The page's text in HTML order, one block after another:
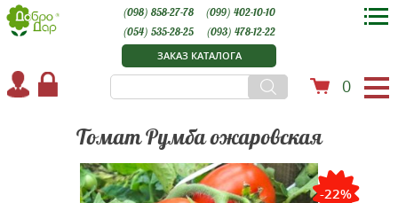
ЗАКАЗ КАТАЛОГА
0
(098) 858-27-78
(099) 402-10-10
(054) 535-28-25
(093) 478-12-22
Томат Румба ожаровская
-22%